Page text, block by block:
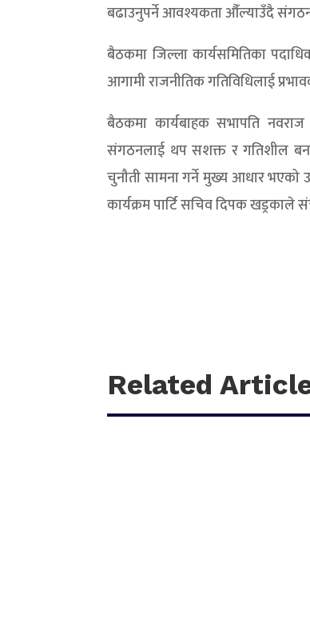
बढाउनुपर्ने आवश्यकता औँल्याउँदै संगठन
बैठकमा जिल्ला कार्यसमितिका
आगामी राजनीतिक गतिविधिलाई
बैठकमा कार्यबाहक सभापति नवराज
संगठनलाई थप सशक्त र गतिशील
चुनौती सामना गर्ने मुख्य आधार भएको
कार्यक्रम पार्टि सचिव दिपक खड्रकाले
Related